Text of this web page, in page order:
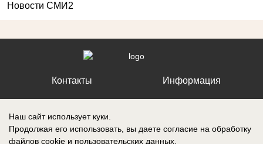
Новости СМИ2
Контакты Информация
Регистрационный номер №: ЭЛ № ФС 77 – 87210, выдано
Наш сайт использует куки.
Продолжая его использовать, вы даете согласие на обработку
файлов cookie и пользовательских данных.